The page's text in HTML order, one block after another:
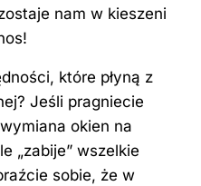
nam w kieszeni
które płyną z
Jeśli pragniecie
okien na
„zabije” wszelkie
sobie, że w